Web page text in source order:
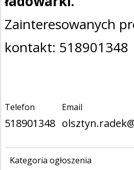
Zainteresowanych
kontakt: 518901348
Telefon
518901348
Email
Kategoria ogłoszenia